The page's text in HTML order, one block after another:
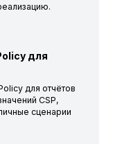
для
для отчётов
CSP,
сценарии